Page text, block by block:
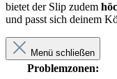
bietet der Slip zudem
und passt sich deinem
Menü schließen
Problemzonen: